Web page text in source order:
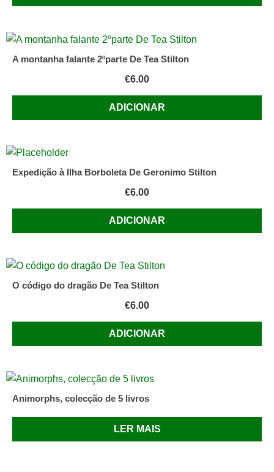
A montanha falante 2ºparte De Tea Stilton
€6.00
ADICIONAR
Expedição à Ilha Borboleta De Geronimo Stilton
€6.00
ADICIONAR
O código do dragão De Tea Stilton
€6.00
ADICIONAR
Animorphs, colecção de 5 livros
LER MAIS